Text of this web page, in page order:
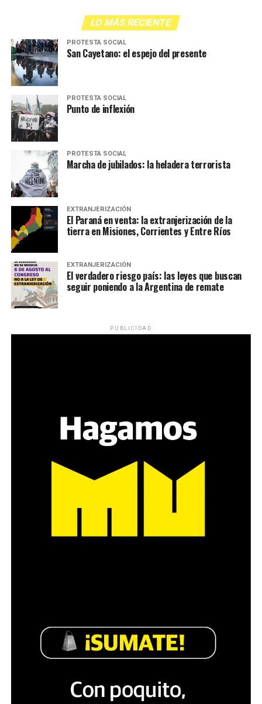
LO MÁS RECIENTE
PROTESTA SOCIAL
San Cayetano: el espejo del presente
PROTESTA SOCIAL
Punto de inflexión
PROTESTA SOCIAL
Marcha de jubilados: la heladera terrorista
EXTRANJERIZACIÓN
El Paraná en venta: la extranjerización de la
tierra en Misiones, Corrientes y Entre Ríos
EXTRANJERIZACIÓN
El verdadero riesgo país: las leyes que buscan
seguir poniendo a la Argentina de remate
PUBLICIDAD